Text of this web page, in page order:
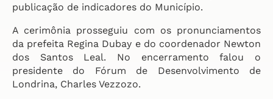
publicação de indicadores do Município.
A cerimônia prosseguiu com os pronunciamentos
da prefeita Regina Dubay e do coordenador Newton
dos Santos Leal. No encerramento falou o
presidente do Fórum de Desenvolvimento de
Londrina, Charles Vezzozo.